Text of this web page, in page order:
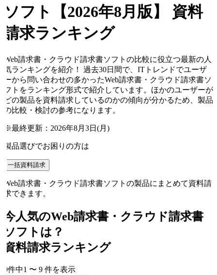
フト【2026年8月版】 資料
求ランキング
請求書・クラウド請求書ソフトの比較に役立つ最新の人
ランキングを紹介！ 過去30日間で、ITトレンドでユーザ
から問い合わせの多かったWeb請求書・クラウド請求書ソ
トをランキング形式で紹介しています。ほかのユーザーが
の製品を資料請求しているのかの傾向が分かるため、製品
比較・検討の参考になります。
最終更新： 2026年8月3日(月)
品選びでお困りの方は
一括資料請求
請求書・クラウド請求書ソフトの製品にまとめて資料請
できます。
人気のWeb請求書・クラウド請求書
フト は？
料請求ランキング
件中1〜9件を表示